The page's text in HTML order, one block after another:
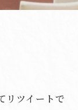
リツイートで